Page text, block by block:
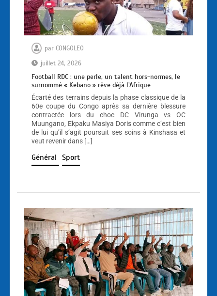
par CONGOLEO
juillet 24, 2026
Football RDC : une perle, un talent hors-normes, le
surnommé « Kebano » rêve déjà l’Afrique
Écarté des terrains depuis la phase classique de la
60e coupe du Congo après sa dernière blessure
contractée lors du choc DC Virunga vs OC
Muungano, Ekpaku Masiya Doris comme c’est bien
de lui qu’il s’agit poursuit ses soins à Kinshasa et
veut revenir dans […]
Général Sport